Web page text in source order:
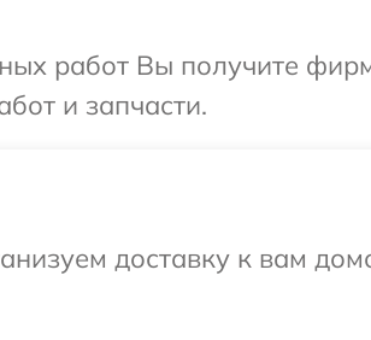
работ Вы получите
и запчасти.
доставку к вам